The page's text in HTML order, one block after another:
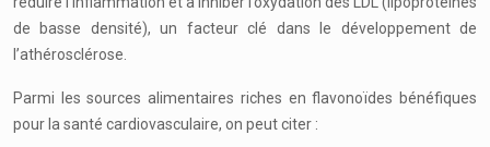
de basse densité), un facteur clé dans le développement de
l’athérosclérose.
Parmi les sources alimentaires riches en flavonoïdes bénéfiques
pour la santé cardiovasculaire, on peut citer :